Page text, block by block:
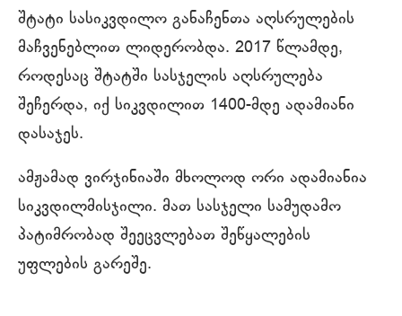
შტატი სასიკვდილო განაჩენთა აღსრულების
მაჩვენებლით ლიდერობდა. 2017 წლამდე,
როდესაც შტატში სასჯელის აღსრულება
შეჩერდა, იქ სიკვდილით 1400-მდე ადამიანი
დასაჯეს.
ამჟამად ვირჯინიაში მხოლოდ ორი ადამიანია
სიკვდილმისჯილი. მათ სასჯელი სამუდამო
პატიმრობად შეეცვლებათ შეწყალების
უფლების გარეშე.